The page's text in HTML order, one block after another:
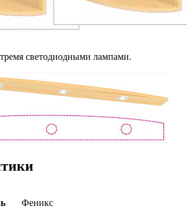
светодиодными лампами.
Феникс